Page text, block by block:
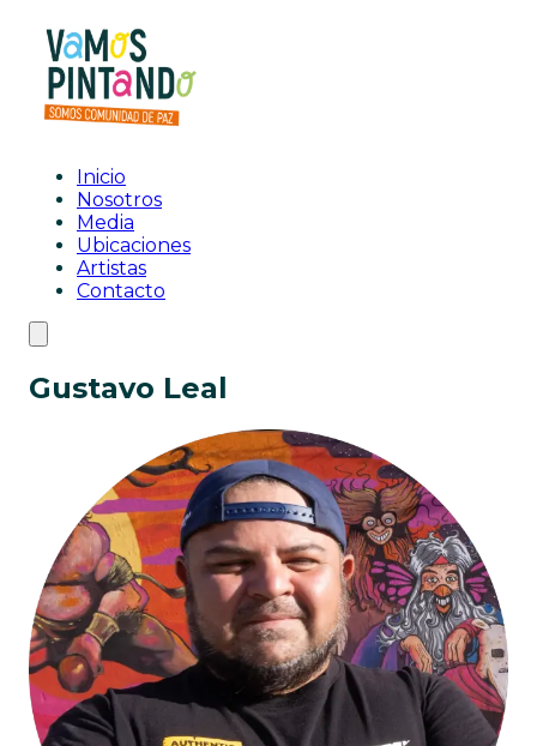
Inicio
Nosotros
Media
Ubicaciones
Artistas
Contacto
Gustavo Leal